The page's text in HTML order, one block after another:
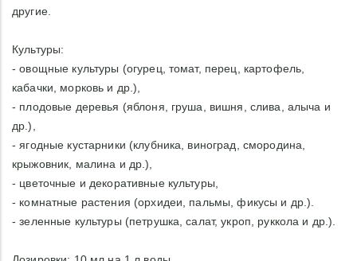
другие.
Культуры:
- овощные культуры (огурец, томат, перец, картофель,
кабачки, морковь и др.),
- плодовые деревья (яблоня, груша, вишня, слива, алыча и
др.),
- ягодные кустарники (клубника, виноград, смородина,
крыжовник, малина и др.),
- цветочные и декоративные культуры,
- комнатные растения (орхидеи, пальмы, фикусы и др.).
- зеленные культуры (петрушка, салат, укроп, руккола и др.).